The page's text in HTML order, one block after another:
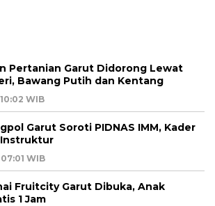
Pertanian Garut Didorong Lewat
Bawang Putih dan Kentang
WIB
Garut Soroti PIDNAS IMM, Kader
Instruktur
WIB
Fruitcity Garut Dibuka, Anak
1 Jam